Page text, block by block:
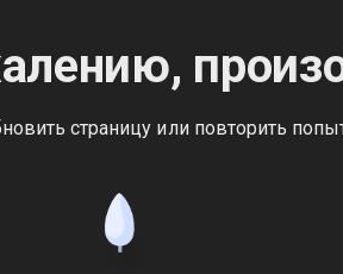
страницу или повторить